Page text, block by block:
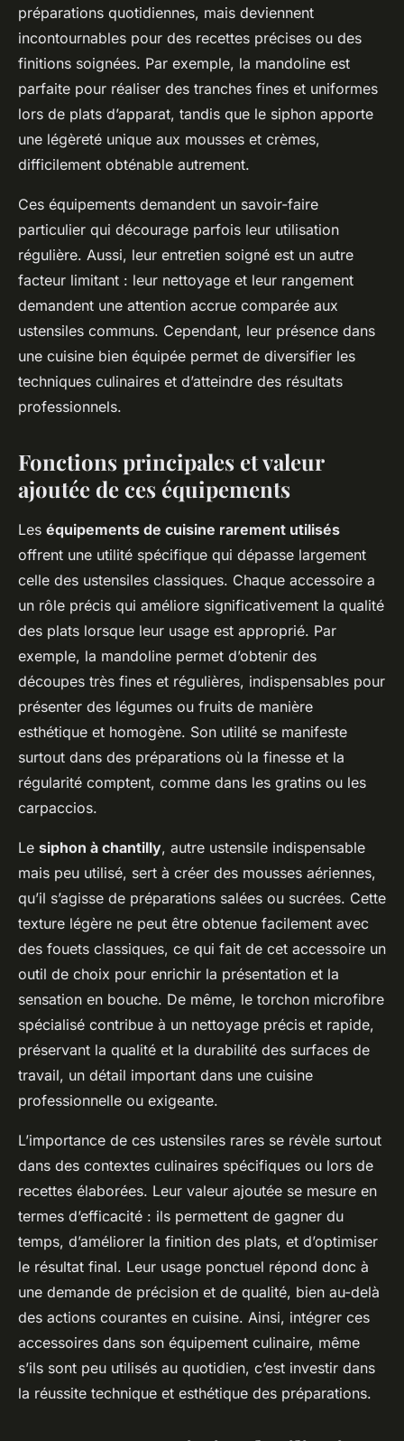
préparations quotidiennes, mais deviennent
incontournables pour des recettes précises ou des
finitions soignées. Par exemple, la mandoline est
parfaite pour réaliser des tranches fines et uniformes
lors de plats d’apparat, tandis que le siphon apporte
une légèreté unique aux mousses et crèmes,
difficilement obténable autrement.
Ces équipements demandent un savoir-faire
particulier qui décourage parfois leur utilisation
régulière. Aussi, leur entretien soigné est un autre
facteur limitant : leur nettoyage et leur rangement
demandent une attention accrue comparée aux
ustensiles communs. Cependant, leur présence dans
une cuisine bien équipée permet de diversifier les
techniques culinaires et d’atteindre des résultats
professionnels.
Fonctions principales et valeur
ajoutée de ces équipements
Les équipements de cuisine rarement utilisés
offrent une utilité spécifique qui dépasse largement
celle des ustensiles classiques. Chaque accessoire a
un rôle précis qui améliore significativement la qualité
des plats lorsque leur usage est approprié. Par
exemple, la mandoline permet d’obtenir des
découpes très fines et régulières, indispensables pour
présenter des légumes ou fruits de manière
esthétique et homogène. Son utilité se manifeste
surtout dans des préparations où la finesse et la
régularité comptent, comme dans les gratins ou les
carpaccios.
Le siphon à chantilly, autre ustensile indispensable
mais peu utilisé, sert à créer des mousses aériennes,
qu’il s’agisse de préparations salées ou sucrées. Cette
texture légère ne peut être obtenue facilement avec
des fouets classiques, ce qui fait de cet accessoire un
outil de choix pour enrichir la présentation et la
sensation en bouche. De même, le torchon microfibre
spécialisé contribue à un nettoyage précis et rapide,
préservant la qualité et la durabilité des surfaces de
travail, un détail important dans une cuisine
professionnelle ou exigeante.
L’importance de ces ustensiles rares se révèle surtout
dans des contextes culinaires spécifiques ou lors de
recettes élaborées. Leur valeur ajoutée se mesure en
termes d’efficacité : ils permettent de gagner du
temps, d’améliorer la finition des plats, et d’optimiser
le résultat final. Leur usage ponctuel répond donc à
une demande de précision et de qualité, bien au-delà
des actions courantes en cuisine. Ainsi, intégrer ces
accessoires dans son équipement culinaire, même
s’ils sont peu utilisés au quotidien, c’est investir dans
la réussite technique et esthétique des préparations.